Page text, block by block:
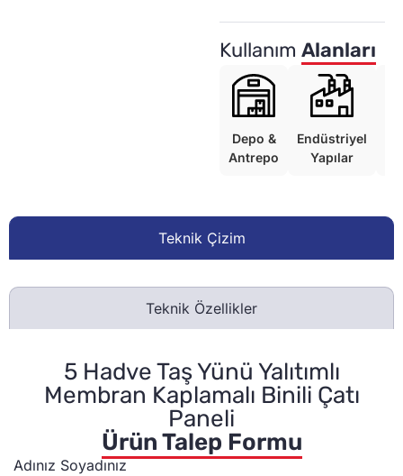
Kullanım Alanları
Depo &
Antrepo
Endüstriyel
Yapılar
Teknik Çizim
Teknik Özellikler
5 Hadve Taş Yünü Yalıtımlı
Membran Kaplamalı Binili Çatı
Paneli
Ürün Talep Formu
Adınız Soyadınız